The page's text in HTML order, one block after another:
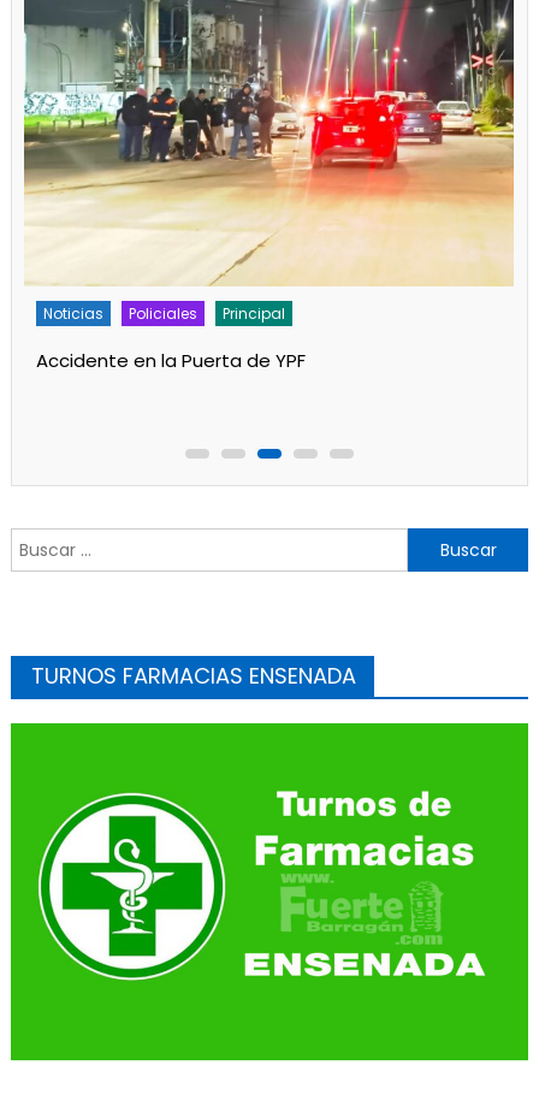
Policiales Principal
Un partido de fútbol en Progreso terminó con
Buscar:
TURNOS FARMACIAS ENSENADA